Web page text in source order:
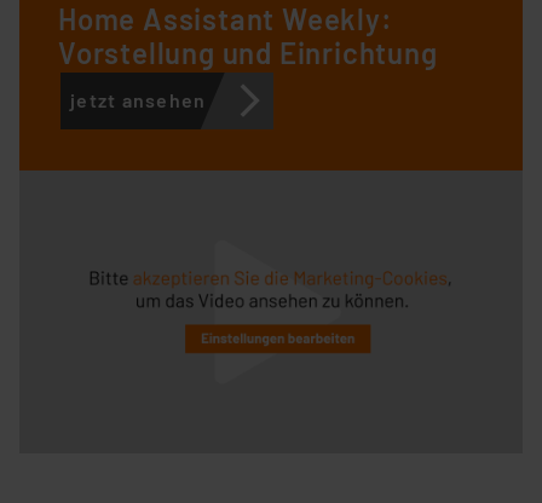
Home Assistant Weekly:
Vorstellung und Einrichtung
jetzt ansehen